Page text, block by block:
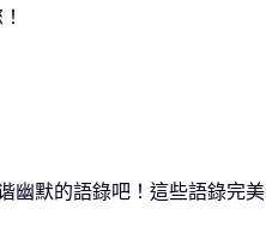
幽默的語錄吧！這些語錄完美